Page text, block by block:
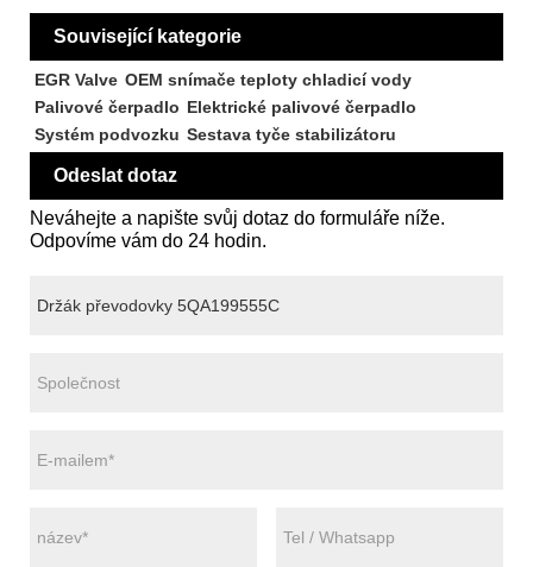
Související kategorie
EGR Valve OEM snímače teploty chladicí vody
Palivové čerpadlo Elektrické palivové čerpadlo
Systém podvozku Sestava tyče stabilizátoru
Odeslat dotaz
Neváhejte a napište svůj dotaz do formuláře níže.
Odpovíme vám do 24 hodin.